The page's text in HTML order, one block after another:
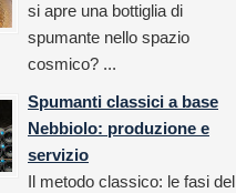
si apre una bottiglia di
spumante nello spazio
cosmico? ...
Spumanti classici a base
Nebbiolo: produzione e
servizio
Il metodo classico: le fasi del